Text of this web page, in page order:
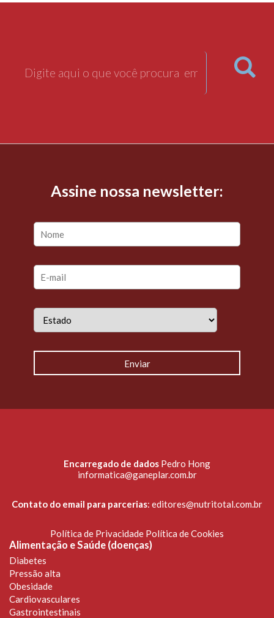
Assine nossa newsletter:
Encarregado de dados Pedro Hong
informatica@ganeplar.com.br
Contato do email para parcerias: editores@nutritotal.com.br
Política de Privacidade Política de Cookies
Alimentação e Saúde (doenças)
Diabetes
Pressão alta
Obesidade
Cardiovasculares
Gastrointestinais